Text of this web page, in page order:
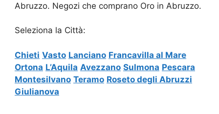
Abruzzo. Negozi che comprano Oro in Abruzzo.
Seleziona la Città:
Chieti Vasto Lanciano Francavilla al Mare
Ortona L’Aquila Avezzano Sulmona Pescara
Montesilvano Teramo Roseto degli Abruzzi
Giulianova